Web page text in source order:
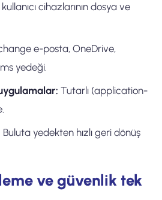
cihazlarının dosya ve
e-posta, OneDrive,
yedeği.
Tutarlı (application-
Buluta yedekten hızlı geri dönüş
ve güvenlik tek